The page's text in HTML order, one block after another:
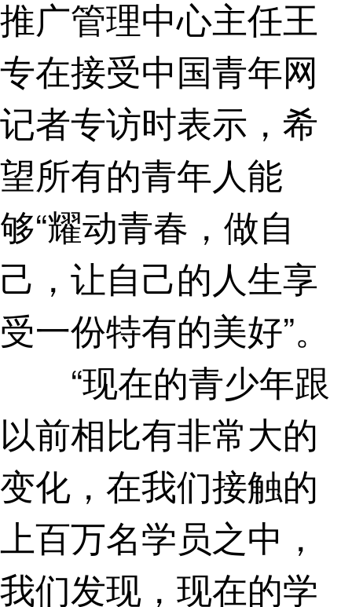
推广管理中心主任王
专在接受中国青年网
记者专访时表示，希
望所有的青年人能
够“耀动青春，做自
己，让自己的人生享
受一份特有的美好”。
“现在的青少年跟
以前相比有非常大的
变化，在我们接触的
上百万名学员之中，
我们发现，现在的学